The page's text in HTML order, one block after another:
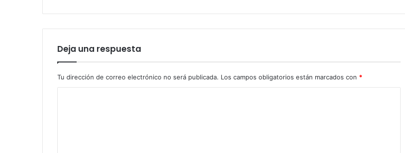
Deja una respuesta
Tu dirección de correo electrónico no será publicada. Los campos obligatorios están marcados con *